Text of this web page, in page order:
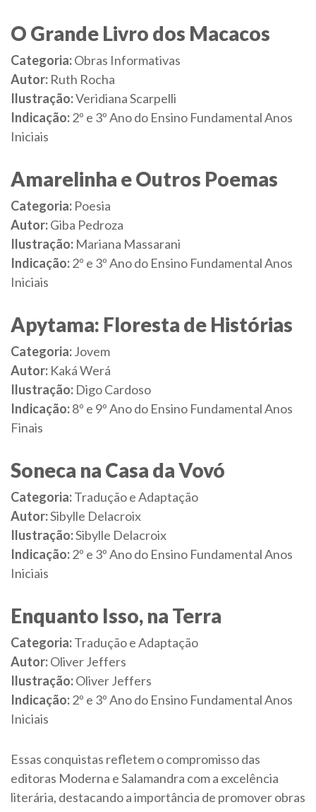
O Grande Livro dos Macacos
Categoria:Obras Informativas
Autor: Ruth Rocha
Ilustração:Veridiana Scarpelli
Indicação:2º e 3º Ano do Ensino Fundamental Anos
Iniciais
Amarelinha e Outros Poemas
Categoria: Poesia
Autor:Giba Pedroza
Ilustração: Mariana Massarani
Indicação:2º e 3º Ano do Ensino Fundamental Anos
Iniciais
Apytama: Floresta de Histórias
Categoria:Jovem
Autor: Kaká Werá
Ilustração: Digo Cardoso
Indicação:8º e 9º Ano do Ensino Fundamental Anos
Finais
Soneca na Casa da Vovó
Categoria:Tradução e Adaptação
Autor:Sibylle Delacroix
Ilustração:Sibylle Delacroix
Indicação:2º e 3º Ano do Ensino Fundamental Anos
Iniciais
Enquanto Isso, na Terra
Categoria:Tradução e Adaptação
Autor:Oliver Jeffers
Ilustração:Oliver Jeffers
Indicação:2º e 3º Ano do Ensino Fundamental Anos
Iniciais
Essas conquistas refletem o compromisso das
editoras Moderna e Salamandra com a excelência
literária, destacando a importância de promover obras